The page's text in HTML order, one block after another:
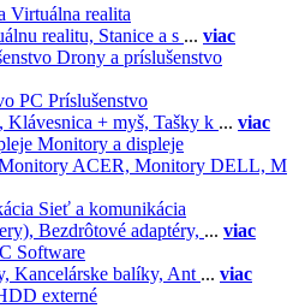
Virtuálna realita
realitu, Stanice a s ... viac
Drony a príslušenstvo
PC Príslušenstvo
Klávesnica + myš, Tašky k ... viac
Monitory a displeje
ACER, Monitory DELL, M
Sieť a komunikácia
Bezdrôtové adaptéry, ... viac
Software
Kancelárske balíky, Ant ... viac
externé